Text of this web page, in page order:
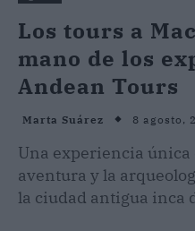
Los tours a
mano de los
Andean Tours
Marta Suárez 8 agosto,
Una experiencia única
aventura y la
la ciudad antigua inca